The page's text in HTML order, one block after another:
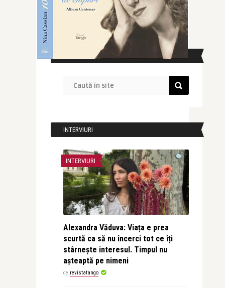
CAUTĂ ÎN SITE
INTERVIURI
INTERVIURI
Alexandra Văduva: Viața e prea
scurtă ca să nu încerci tot ce îți
stârnește interesul. Timpul nu
așteaptă pe nimeni
de revistatango